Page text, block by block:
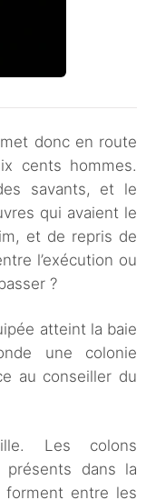
donc en route
cents hommes.
savants, et le
qui avaient le
et de repris de
l’exécution ou
?
atteint la baie
une colonie
au conseiller du
Les colons
présents dans la
entre les